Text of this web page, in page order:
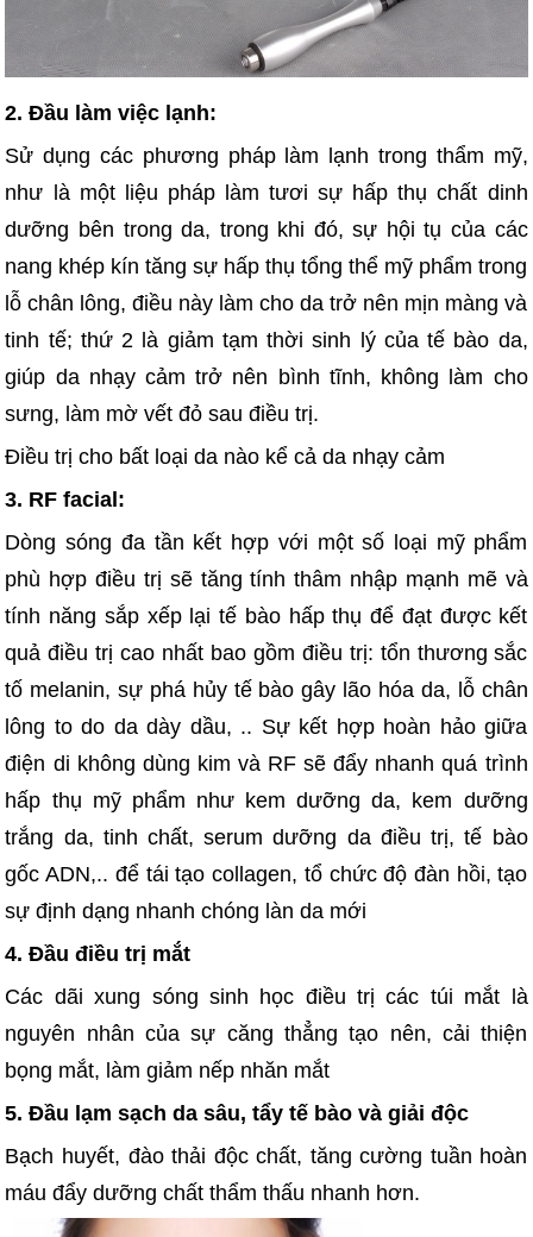
2. Đầu làm việc lạnh:
Sử dụng các phương pháp làm lạnh trong thẩm mỹ,
như là một liệu pháp làm tươi sự hấp thụ chất dinh
dưỡng bên trong da, trong khi đó, sự hội tụ của các
nang khép kín tăng sự hấp thụ tổng thể mỹ phẩm trong
lỗ chân lông, điều này làm cho da trở nên mịn màng và
tinh tế; thứ 2 là giảm tạm thời sinh lý của tế bào da,
giúp da nhạy cảm trở nên bình tĩnh, không làm cho
sưng, làm mờ vết đỏ sau điều trị.
Điều trị cho bất loại da nào kể cả da nhạy cảm
3. RF facial:
Dòng sóng đa tần kết hợp với một số loại mỹ phẩm
phù hợp điều trị sẽ tăng tính thâm nhập mạnh mẽ và
tính năng sắp xếp lại tế bào hấp thụ để đạt được kết
quả điều trị cao nhất bao gồm điều trị: tổn thương sắc
tố melanin, sự phá hủy tế bào gây lão hóa da, lỗ chân
lông to do da dày dầu, .. Sự kết hợp hoàn hảo giữa
điện di không dùng kim và RF sẽ đẩy nhanh quá trình
hấp thụ mỹ phẩm như kem dưỡng da, kem dưỡng
trắng da, tinh chất, serum dưỡng da điều trị, tế bào
gốc ADN,.. để tái tạo collagen, tổ chức độ đàn hồi, tạo
sự định dạng nhanh chóng làn da mới
4. Đầu điều trị mắt
Các dãi xung sóng sinh học điều trị các túi mắt là
nguyên nhân của sự căng thẳng tạo nên, cải thiện
bọng mắt, làm giảm nếp nhăn mắt
5. Đầu lạm sạch da sâu, tẩy tế bào và giải độc
Bạch huyết, đào thải độc chất, tăng cường tuần hoàn
máu đẩy dưỡng chất thẩm thấu nhanh hơn.